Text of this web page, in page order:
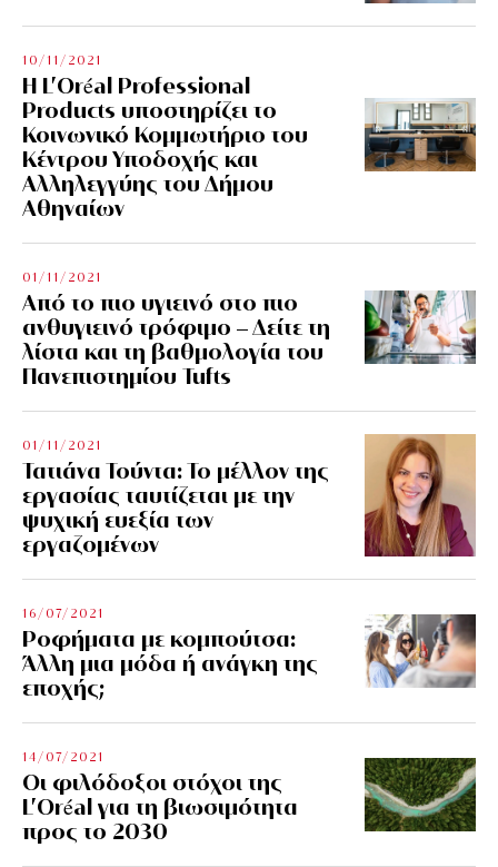
10/11/2021
Η L’Οréal Professional
Products υποστηρίζει το
Κοινωνικό Κομμωτήριο του
Κέντρου Υποδοχής και
Αλληλεγγύης του Δήμου
Αθηναίων
01/11/2021
Από το πιο υγιεινό στο πιο
ανθυγιεινό τρόφιμο – Δείτε τη
λίστα και τη βαθμολογία του
Πανεπιστημίου Tufts
01/11/2021
Τατιάνα Τούντα: Το μέλλον της
εργασίας ταυτίζεται με την
ψυχική ευεξία των
εργαζομένων
16/07/2021
Ροφήματα με κομπούτσα:
Άλλη μια μόδα ή ανάγκη της
εποχής;
14/07/2021
Οι φιλόδοξοι στόχοι της
L’Oréal για τη βιωσιμότητα
προς το 2030